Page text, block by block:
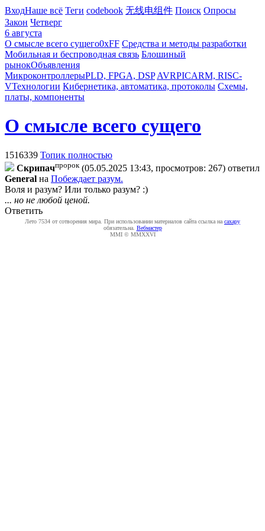
ВходНаше всё Теги codebook 无线电组件 Поиск Опросы
Закон Четверг
6 августа
О смысле всего сущего0xFF Средства и методы разработки
Мобильная и беспроводная связь Блошиный
рынокОбъявления
МикроконтроллерыPLD, FPGA, DSP AVRPICARM, RISC-
VТехнологии Кибернетика, автоматика, протоколы Схемы,
платы, компоненты
О смысле всего сущего
1516339 Топик полностью
Cкpипaчпророк (05.05.2025 13:43, просмотров: 267) ответил
General на Побеждает разум.
Воля и разум? Или только разум? :)
... но не любой ценой.
Ответить
Лето 7534 от сотворения мира. При использовании материалов сайта ссылка на caxapу
обязательна. Вебмастер
MMI © MMXXVI